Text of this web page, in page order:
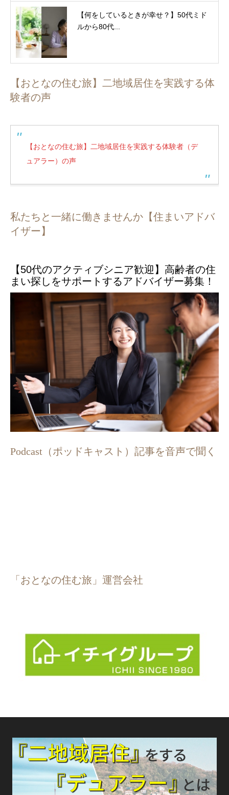
【何をしているときが幸せ？】50代ミド
ルから80代...
【おとなの住む旅】二地域居住を実践する体
験者の声
【おとなの住む旅】二地域居住を実践する体験者（デ
ュアラー）の声
私たちと一緒に働きませんか【住まいアドバ
イザー】
【50代のアクティブシニア歓迎】高齢者の住
まい探しをサポートするアドバイザー募集！
Podcast（ポッドキャスト）記事を音声で聞く
「おとなの住む旅」運営会社